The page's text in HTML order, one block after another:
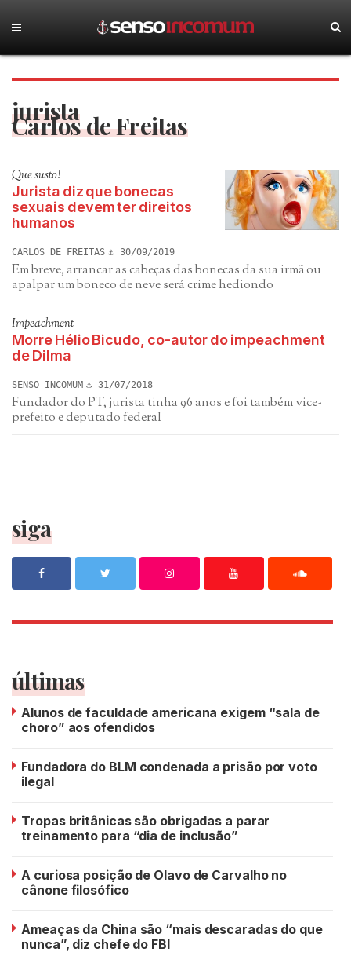
jurista
Carlos de Freitas
Que susto!
Jurista diz que bonecas
sexuais devem ter direitos
humanos
CARLOS DE FREITAS 30/09/2019
Em breve, arrancar as cabeças das bonecas da sua irmã ou
apalpar um boneco de neve será crime hediondo
Impeachment
Morre Hélio Bicudo, co-autor do impeachment
de Dilma
SENSO INCOMUM 31/07/2018
Fundador do PT, jurista tinha 96 anos e foi também vice-
prefeito e deputado federal
siga
últimas
Alunos de faculdade americana exigem “sala de
choro” aos ofendidos
Fundadora do BLM condenada a prisão por voto
ilegal
Tropas britânicas são obrigadas a parar
treinamento para “dia de inclusão”
A curiosa posição de Olavo de Carvalho no
cânone filosófico
Ameaças da China são “mais descaradas do que
nunca”, diz chefe do FBI